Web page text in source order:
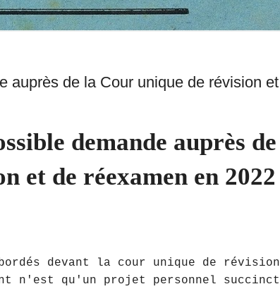
auprès de la Cour unique de révision et
demande auprès de
et de réexamen en 2022
devant la cour unique de révision
n'est qu'un projet personnel succinct